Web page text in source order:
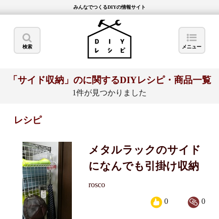
みんなでつくるDIYの情報サイト
検索 メニュー
「サイド収納」のに関するDIYレシピ・商品一覧
1件が見つかりました
レシピ
メタルラックのサイド
になんでも引掛け収納
rosco
0
0